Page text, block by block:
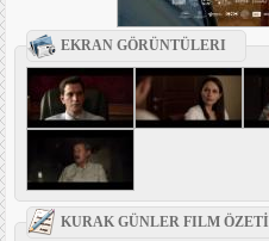
EKRAN GÖRÜNTÜLERI
KURAK GÜNLER FILM ÖZETİ